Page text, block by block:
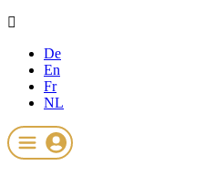
De
En
Fr
NL